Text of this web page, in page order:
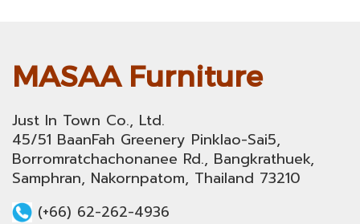
MASAA Furniture
Just In Town Co., Ltd.
45/51 BaanFah Greenery Pinklao-Sai5,
Borromratchachonanee Rd., Bangkrathuek,
Samphran, Nakornpatom, Thailand 73210
(+66) 62-262-4936